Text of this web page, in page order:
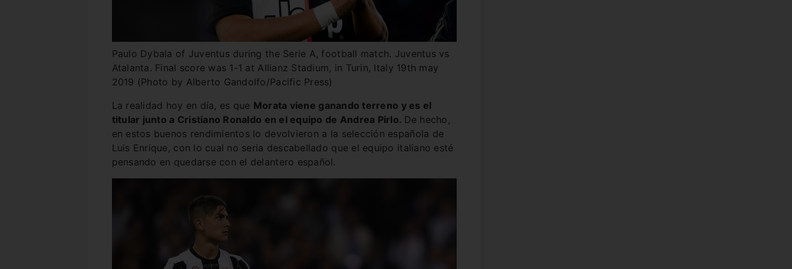
Paulo Dybala of Juventus during the Serie A, football match. Juventus vs
Atalanta. Final score was 1-1 at Allianz Stadium, in Turin, Italy 19th may
2019 (Photo by Alberto Gandolfo/Pacific Press)
La realidad hoy en día, es que Morata viene ganando terreno y es el
titular junto a Cristiano Ronaldo en el equipo de Andrea Pirlo. De hecho,
en estos buenos rendimientos lo devolvieron a la selección española de
Luis Enrique, con lo cual no seria descabellado que el equipo italiano esté
pensando en quedarse con el delantero español.